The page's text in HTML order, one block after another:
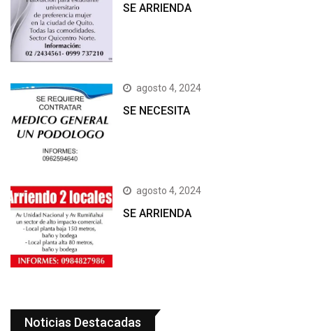
SE ARRIENDA
agosto 4, 2024
SE NECESITA
agosto 4, 2024
SE ARRIENDA
Noticias Destacadas